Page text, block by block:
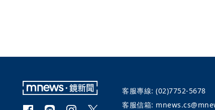
客服專線: (02)7752-5678
客服信箱: